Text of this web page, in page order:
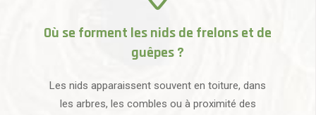
Où se forment les nids de frelons et de
guêpes ?
Les nids apparaissent souvent en toiture, dans
les arbres, les combles ou à proximité des